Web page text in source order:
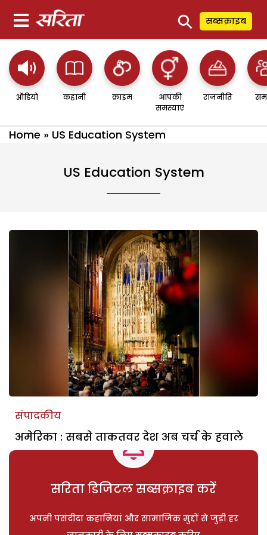
⚲ सब्सक्राइब
ऑडियो कहानी क्राइम
आपकी
समस्याएं
राजनीति
Home » US Education System
US Education System
संपादकीय
अमेरिका : सबसे ताकतवर देश अब चर्च के हवाले
सरिता डिजिटल सब्सक्राइब करें
अपनी पसंदीदा कहानियां और सामाजिक मुद्दों से जुड़ी हर